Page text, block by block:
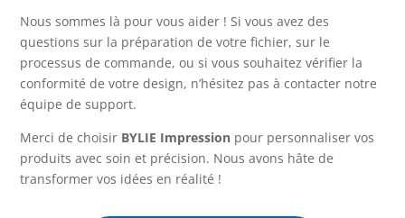
Nous sommes là pour vous aider ! Si vous avez des
questions sur la préparation de votre fichier, sur le
processus de commande, ou si vous souhaitez vérifier la
conformité de votre design, n’hésitez pas à contacter notre
équipe de support.
Merci de choisir BYLIE Impression pour personnaliser vos
produits avec soin et précision. Nous avons hâte de
transformer vos idées en réalité !